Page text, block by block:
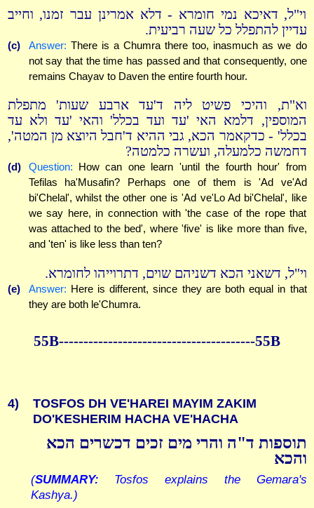
וי"ל, דאיכא נמי חומרא - דלא אמרינן עבר זמנו, וחייב
עדיין להתפלל כל שעה רביעית.
(c) Answer: There is a Chumra there too, inasmuch as we do
not say that the time has passed and that consequently, one
remains Chayav to Daven the entire fourth hour.
וא"ת, והיכי פשיט ליה ד'עד ארבע שעות' מתפלת
המוספין, דלמא האי 'עד ועד בכלל' והאי 'עד ולא עד
בכלל' - כדקאמר הכא, גבי ההיא ד'חבל היוצא מן המטה',
דחמשה כלמעלה, ועשרה כלמטה?
(d) Question: How can one learn 'until the fourth hour' from
Tefilas ha'Musafin? Perhaps one of them is 'Ad ve'Ad
bi'Chelal', whilst the other one is 'Ad ve'Lo Ad bi'Chelal', like
we say here, in connection with 'the case of the rope that
was attached to the bed', where 'five' is like more than five,
and 'ten' is like less than ten?
וי"ל, דשאני הכא דשניהם שוים, דתרוייהו לחומרא.
(e) Answer: Here is different, since they are both equal in that
they are both le'Chumra.
55B----------------------------------------55B
4)
TOSFOS DH VE'HAREI MAYIM ZAKIM
DO'KESHERIM HACHA VE'HACHA
תוספות ד"ה והרי מים זכים דכשרים הכא
והכא
(SUMMARY: Tosfos explains the Gemara's
Kashya.)